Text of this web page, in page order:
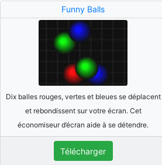
Funny Balls
Dix balles rouges, vertes et bleues se déplacent
et rebondissent sur votre écran. Cet
économiseur d’écran aide à se détendre.
Télécharger